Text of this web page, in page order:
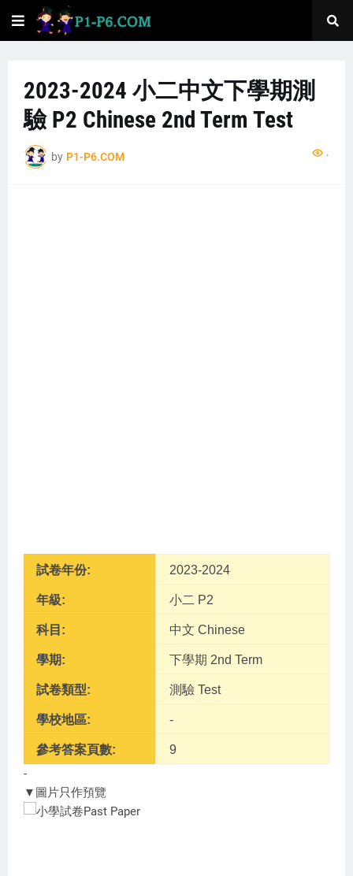
2023-2024 小二中文下學期測
驗 P2 Chinese 2nd Term Test
by P1-P6.COM ...
試卷年份: 2023-2024
年級: 小二 P2
科目: 中文 Chinese
學期: 下學期 2nd Term
試卷類型: 測驗 Test
學校地區: -
參考答案頁數: 9
-
▼圖片只作預覽